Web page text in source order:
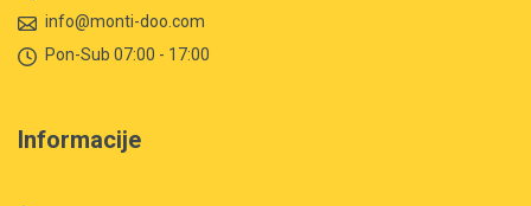
info@monti-doo.com
Pon-Sub 07:00 - 17:00
Informacije